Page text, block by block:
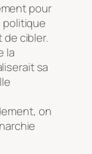
pour
politique
cibler.
la
sa
on